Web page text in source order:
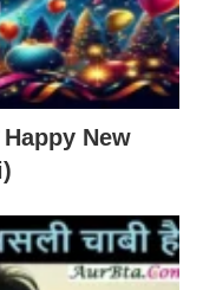
Happy New